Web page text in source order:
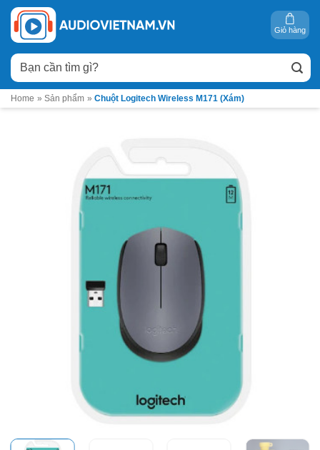
Bỏ
qua
nội
dung
Tìm
kiếm:
Giỏ hàng
Home » Sản phẩm » Chuột Logitech Wireless M171 (Xám)